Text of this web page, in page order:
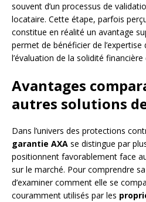
souvent d’un processus de
locataire. Cette étape, parfois
constitue en réalité un avantage
permet de bénéficier de l’expertise
l’évaluation de la solidité
Avantages
autres solutions
Dans l’univers des protections
garantie AXA se distingue par
positionnent favorablement face
sur le marché. Pour comprendre
d’examiner comment elle se
couramment utilisés par les